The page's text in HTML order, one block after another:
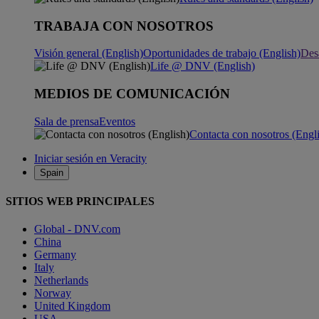
TRABAJA CON NOSOTROS
Visión general (English)Oportunidades de trabajo (English)
Life @ DNV (English)
MEDIOS DE COMUNICACIÓN
Sala de prensaEventos
Contacta con nosotros
Iniciar sesión en Veracity
Spain
SITIOS WEB PRINCIPALES
Global - DNV.com
China
Germany
Italy
Netherlands
Norway
United Kingdom